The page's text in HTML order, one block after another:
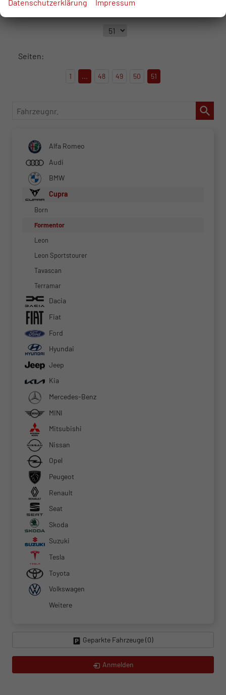
Seiten:
1 ... 48 49 50 51
Fahrzeugnr.
Alfa Romeo
Audi
BMW
Cupra
Born
Formentor
Leon
Leon Sportstourer
Tavascan
Terramar
Dacia
Fiat
Ford
Hyundai
Jeep
Kia
Mercedes-Benz
MINI
Mitsubishi
Nissan
Opel
Peugeot
Renault
Seat
Skoda
Suzuki
Tesla
Toyota
Volkswagen
Weitere
Geparkte Fahrzeuge (0)
Anmelden
Datenschutzerklärung Impressum